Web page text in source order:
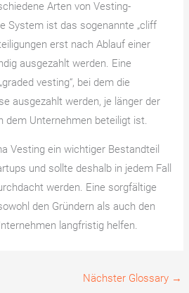
Arten von Vesting-
System ist das sogenannte „cliff
erst nach Ablauf einer
ausgezahlt werden. Eine
vesting“, bei dem die
ausgezahlt werden, je länger der
dem Unternehmen beteiligt ist.
Vesting ein wichtiger Bestandteil
und sollte deshalb in jedem Fall
werden. Eine sorgfältige
den Gründern als auch den
langfristig helfen.
Nächster Glossary →